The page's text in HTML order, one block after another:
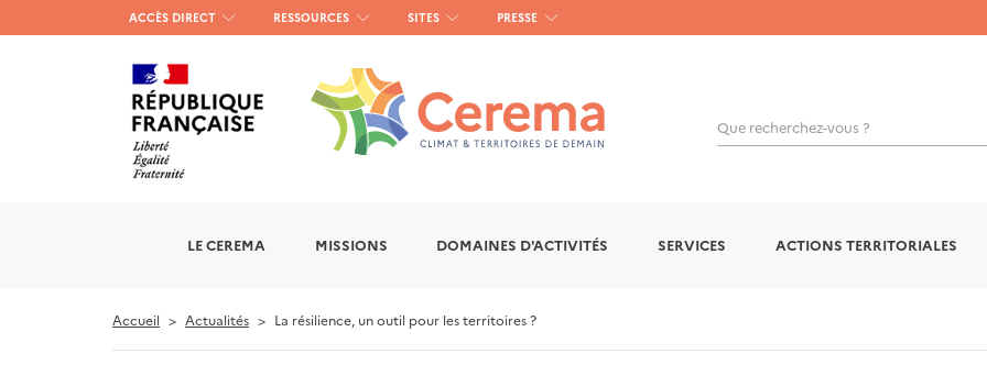
Menu
haut
gauche
ACCÈS DIRECT RESSOURCES SITES PRESSE
Que recherchez-vous ?
LE CEREMA MISSIONS DOMAINES D'ACTIVITÉS SERVICES ACTIONS TERRITORIALES
Accueil Actualités La résilience, un outil pour les territoires ?